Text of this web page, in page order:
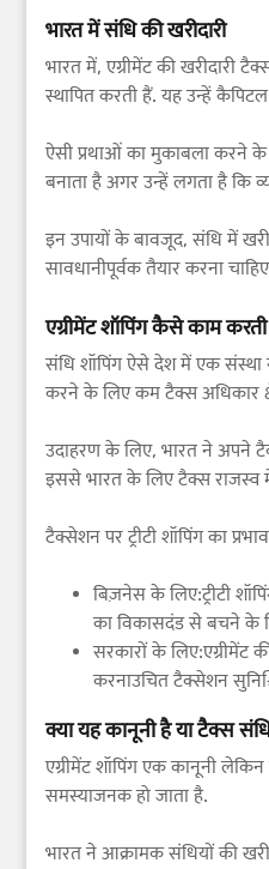
भारत में संधि की खरीदारी
भारत में, एग्रीमेंट की खरीदारी
स्थापित करती हैं. यह उन्हें
ऐसी प्रथाओं का मुकाबला करने
बनाता है अगर उन्हें लगता है कि
इन उपायों के बावजूद, संधि में
सावधानीपूर्वक तैयार करना
एग्रीमेंट शॉपिंग कैसे काम
संधि शॉपिंग ऐसे देश में एक संस्था
करने के लिए कम टैक्स अधिकार
उदाहरण के लिए, भारत ने अपने
इससे भारत के लिए टैक्स राजस्व
टैक्सेशन पर ट्रीटी शॉपिंग का
बिज़नेस के लिए:ट्रीटी
का विकासदंड से बचने के
सरकारों के लिए:एग्रीमेंट
करनाउचित टैक्सेशन
क्या यह कानूनी है या टैक्स
एग्रीमेंट शॉपिंग एक कानूनी
समस्याजनक हो जाता है.
भारत ने आक्रामक संधियों की